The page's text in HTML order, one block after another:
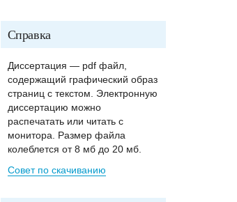
Справка
Диссертация — pdf файл,
содержащий графический образ
страниц с текстом. Электронную
диссертацию можно
распечатать или читать с
монитора. Размер файла
колеблется от 8 мб до 20 мб.
Совет по скачиванию